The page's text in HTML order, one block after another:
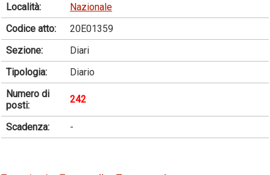
Località:
Nazionale
Codice atto:
20E01359
Sezione:
Diari
Tipologia:
Diario
Numero di
posti:
242
Scadenza: -